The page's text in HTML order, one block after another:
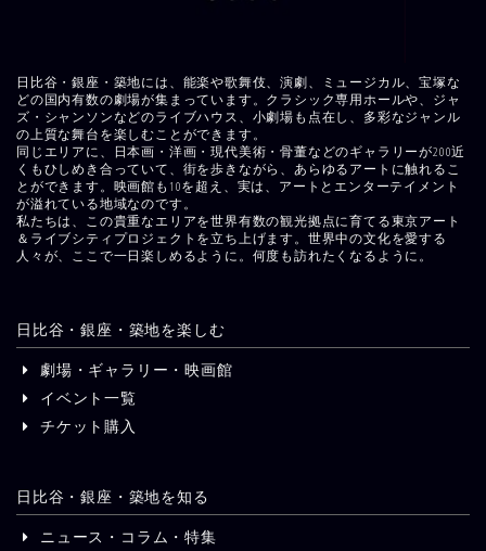
日比谷・銀座・築地には、能楽や歌舞伎、演劇、ミュージカル、宝塚な
どの国内有数の劇場が集まっています。クラシック専用ホールや、ジャ
ズ・シャンソンなどのライブハウス、小劇場も点在し、多彩なジャンル
の上質な舞台を楽しむことができます。
同じエリアに、日本画・洋画・現代美術・骨董などのギャラリーが200近
くもひしめき合っていて、街を歩きながら、あらゆるアートに触れるこ
とができます。映画館も10を超え、実は、アートとエンターテイメント
が溢れている地域なのです。
私たちは、この貴重なエリアを世界有数の観光拠点に育てる東京アート
＆ライブシティプロジェクトを立ち上げます。世界中の文化を愛する
人々が、ここで一日楽しめるように。何度も訪れたくなるように。
日比谷・銀座・築地を楽しむ
劇場・ギャラリー・映画館
イベント一覧
チケット購入
日比谷・銀座・築地を知る
ニュース・コラム・特集